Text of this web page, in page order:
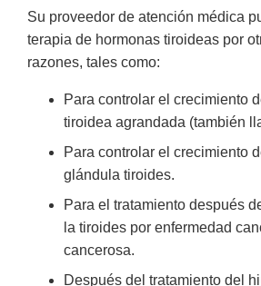
Su proveedor de atención médica
terapia de hormonas tiroideas por
razones, tales como:
Para controlar el crecimiento
tiroidea agrandada (también
Para controlar el crecimiento
glándula tiroides.
Para el tratamiento después
la tiroides por enfermedad
cancerosa.
Después del tratamiento del